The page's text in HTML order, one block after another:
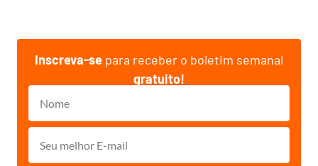
Inscreva-se para receber o boletim semanal
gratuito!